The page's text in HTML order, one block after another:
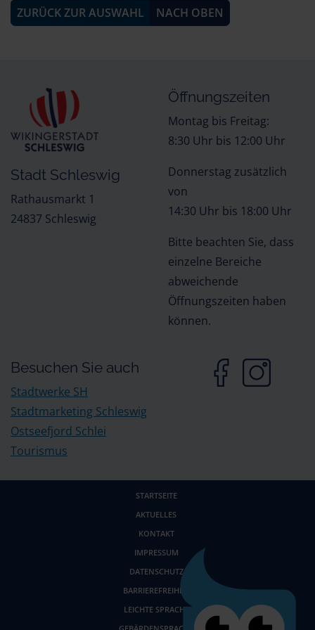
ZURÜCK ZUR AUSWAHL NACH OBEN
Stadt Schleswig
Rathausmarkt 1
24837 Schleswig
Öffnungszeiten
Montag bis Freitag:
8:30 Uhr bis 12:00 Uhr
Donnerstag zusätzlich
von
14:30 Uhr bis 18:00 Uhr
Bitte beachten Sie, dass
einzelne Bereiche
abweichende
Öffnungszeiten haben
können.
Besuchen Sie auch
Stadtwerke SH
Stadtmarketing Schleswig
Ostseefjord Schlei
Tourismus
STARTSEITE
AKTUELLES
KONTAKT
IMPRESSUM
DATENSCHUTZ
BARRIEREFREIHEIT
LEICHTE SPRACHE